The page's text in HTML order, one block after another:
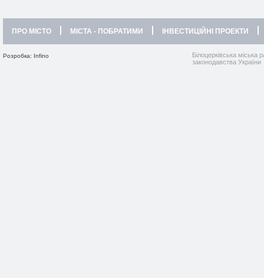
ПРО МІСТО МІСТА - ПОБРАТИМИ ІНВЕСТИЦІЙНІ ПРОЕКТИ
Розробка: Infino
Білоцерківська міська
законодавства України